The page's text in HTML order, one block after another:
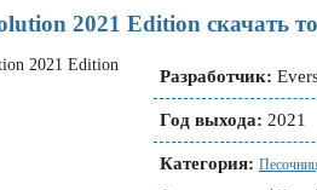
2021 Edition скачать
Разработчик:
Год выхода: 2021
Категория: